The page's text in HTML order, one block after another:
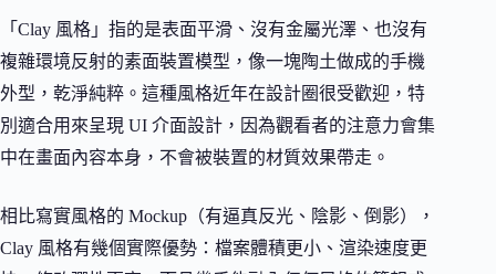
「Clay 風格」指的是表面平滑、沒有金屬光澤、也沒有
複雜環境反射的素面裝置模型，像一塊陶土做成的手機
外型，乾淨純粹。這種風格近年在設計圈很受歡迎，特
別適合用來呈現 UI 介面設計，因為觀看者的注意力會集
中在畫面內容本身，不會被裝置的材質效果帶走。
相比寫實風格的 Mockup（有逼真反光、陰影、倒影），
Clay 風格有幾個實際優勢：檔案體積更小、渲染速度更